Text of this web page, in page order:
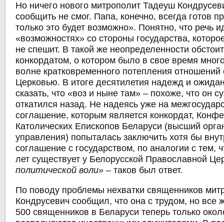
Но ничего нового митрополит Тадеуш
сообщить не смог. Папа, конечно, всегда готов
только это будет возможно». Понятно, что речь
«возможностях» со стороны государства,
не спешит. В такой же неопределенности
конкордатом, о котором было в свое время
волне кратковременного потепления отношений
Церковью. В итоге десятилетия надежд и
сказать, что «воз и ныне там» – похоже, что он
откатился назад. Не надеясь уже на
соглашение, которым является конкордат,
Католических Епископов Беларуси (высший
управления) попыталась заключить хотя бы
соглашение с государством, по аналогии с тем,
лет существует у Белорусской Православной
политической воли» – таков был ответ.
По поводу проблемы нехватки священников
Кондрусевич сообщил, что она с трудом, но все
500 священников в Беларуси теперь только